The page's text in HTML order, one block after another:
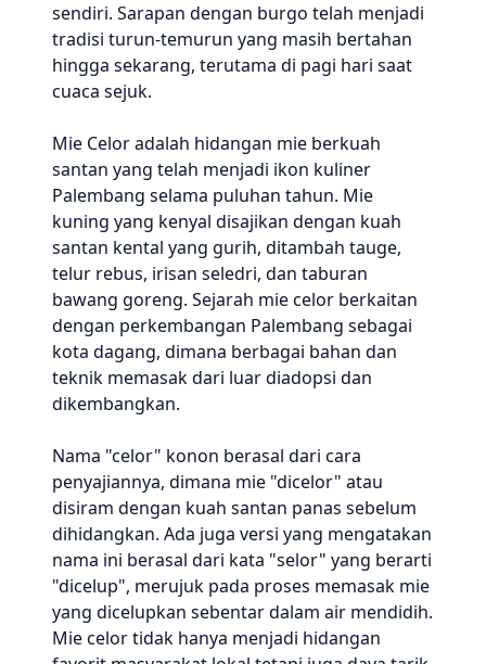
sendiri. Sarapan dengan burgo telah menjadi
tradisi turun-temurun yang masih bertahan
hingga sekarang, terutama di pagi hari saat
cuaca sejuk.
Mie Celor adalah hidangan mie berkuah
santan yang telah menjadi ikon kuliner
Palembang selama puluhan tahun. Mie
kuning yang kenyal disajikan dengan kuah
santan kental yang gurih, ditambah tauge,
telur rebus, irisan seledri, dan taburan
bawang goreng. Sejarah mie celor berkaitan
dengan perkembangan Palembang sebagai
kota dagang, dimana berbagai bahan dan
teknik memasak dari luar diadopsi dan
dikembangkan.
Nama "celor" konon berasal dari cara
penyajiannya, dimana mie "dicelor" atau
disiram dengan kuah santan panas sebelum
dihidangkan. Ada juga versi yang mengatakan
nama ini berasal dari kata "selor" yang berarti
"dicelup", merujuk pada proses memasak mie
yang dicelupkan sebentar dalam air mendidih.
Mie celor tidak hanya menjadi hidangan